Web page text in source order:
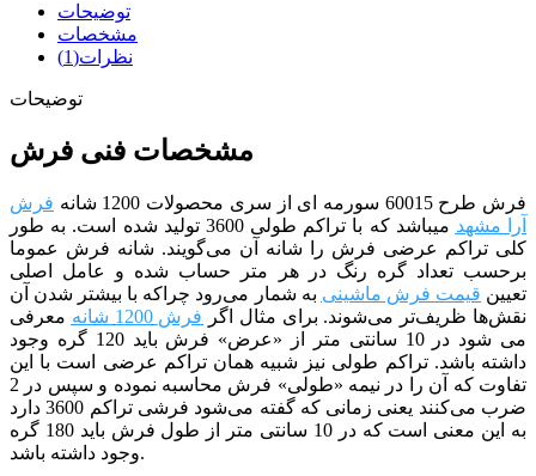
توضیحات
مشخصات
نظرات(1)
توضیحات
مشخصات فنی فرش
فرش طرح 60015 سورمه ای از سری محصولات 1200 شانه
فرش
آرا مشهد
می­باشد که با تراکم طولی 3600 تولید شده است. به طور
کلی تراکم عرضی فرش را شانه آن می‌گویند. شانه فرش عموما
برحسب تعداد گره رنگ در هر متر حساب شده و عامل اصلی
تعیین قیمت فرش ماشینی به شمار می‌رود چراکه با بیشتر شدن آن
نقش‌ها ظریف‌تر می‌شوند. برای مثال اگر فرش 1200 شانه
معرفی
می شود در 10 سانتی متر از «عرض» فرش باید 120 گره وجود
داشته باشد. تراکم طولی نیز شبیه همان تراکم عرضی است با این
تفاوت که آن را در نیمه «طولی» فرش محاسبه نموده و سپس در 2
ضرب می‌کنند یعنی زمانی که گفته می‌شود فرشی تراکم 3600 دارد
به این معنی است که در 10 سانتی متر از طول فرش باید 180 گره
وجود داشته باشد.